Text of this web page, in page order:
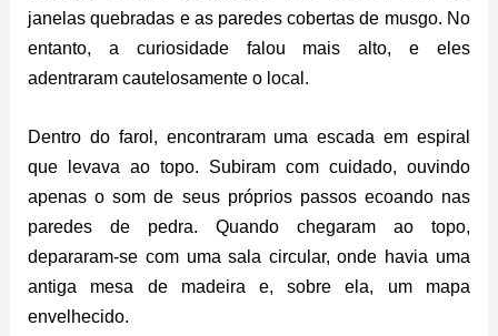
janelas quebradas e as paredes cobertas de musgo. No
entanto, a curiosidade falou mais alto, e eles
adentraram cautelosamente o local.
Dentro do farol, encontraram uma escada em espiral
que levava ao topo. Subiram com cuidado, ouvindo
apenas o som de seus próprios passos ecoando nas
paredes de pedra. Quando chegaram ao topo,
depararam-se com uma sala circular, onde havia uma
antiga mesa de madeira e, sobre ela, um mapa
envelhecido.